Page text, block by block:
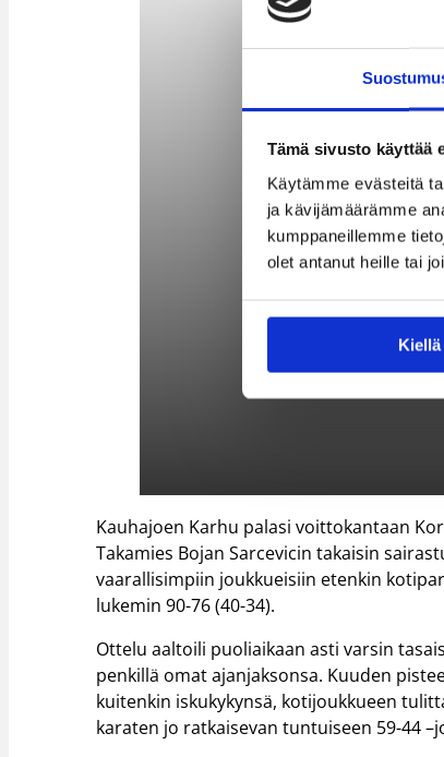
Tämä sivusto käyttää
Käytämme evästeitä
ja kävijämäärämme
kumppaneillemme
olet antanut heille tai
Kiellä
Kauhajoen Karhu palasi voittokantaan
Takamies Bojan Sarcevicin takaisin
vaarallisimpiin joukkueisiin etenkin
lukemin 90-76 (40-34).
Ottelu aaltoili puoliaikaan asti varsin
penkillä omat ajanjaksonsa. Kuuden
kuitenkin iskukykynsä, kotijoukkueen
karaten jo ratkaisevan tuntuiseen 59-44